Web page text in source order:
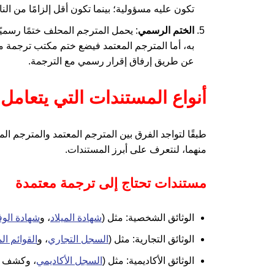
تكون عليه مسؤولية؛ بينما تكون أقل إلزامًا من
الختم الرسمي: يحمل المترجم المحلف ختمًا
به، أما المترجم المعتمد فيضع ختم مكتب ترجمة
عن طريق إرفاق إقرار رسمي مع الترجمة.
أنواع المستندات التي
طبقًا لتواجد الفرق بين المترجم المعتمد والمترجم
منهما، لنتعرف على أبرز المستندات.
مستندات تحتاج إلى ترجمة معتمدة
الوثائق الشخصية: مثل (شهادة الميلاد، وشهادة
الوثائق التجارية: مثل ( السجل التجاري، و القوائم
الوثائق الأكاديمية: مثل ( السجل الأكاديمي، وكشف